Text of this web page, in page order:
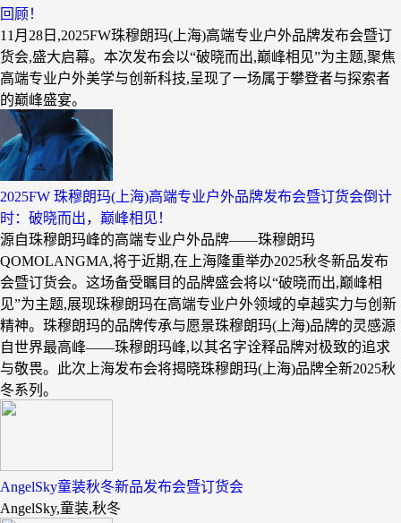
回顾！
11月28日,2025FW珠穆朗玛(上海)高端专业户外品牌发布会暨订
货会,盛大启幕。本次发布会以“破晓而出,巅峰相见”为主题,聚焦
高端专业户外美学与创新科技,呈现了一场属于攀登者与探索者
的巅峰盛宴。
2025FW 珠穆朗玛(上海)高端专业户外品牌发布会暨订货会倒计
时：破晓而出，巅峰相见！
源自珠穆朗玛峰的高端专业户外品牌——珠穆朗玛
QOMOLANGMA,将于近期,在上海隆重举办2025秋冬新品发布
会暨订货会。这场备受瞩目的品牌盛会将以“破晓而出,巅峰相
见”为主题,展现珠穆朗玛在高端专业户外领域的卓越实力与创新
精神。珠穆朗玛的品牌传承与愿景珠穆朗玛(上海)品牌的灵感源
自世界最高峰——珠穆朗玛峰,以其名字诠释品牌对极致的追求
与敬畏。此次上海发布会将揭晓珠穆朗玛(上海)品牌全新2025秋
冬系列。
AngelSky童装秋冬新品发布会暨订货会
AngelSky,童装,秋冬